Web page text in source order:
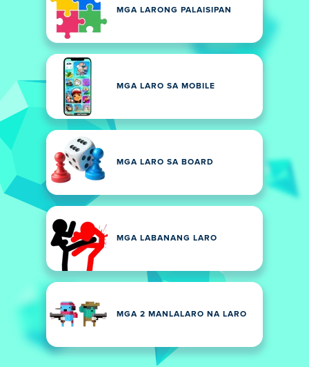
MGA LARONG PALAISIPAN
MGA LARO SA MOBILE
MGA LARO SA BOARD
MGA LABANANG LARO
MGA 2 MANLALARO NA LARO